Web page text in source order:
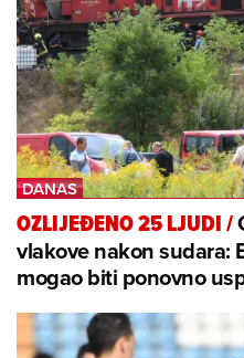
OZLIJEĐENO 25 LJUDI/
vlakove nakon sudara:
mogao biti ponovno